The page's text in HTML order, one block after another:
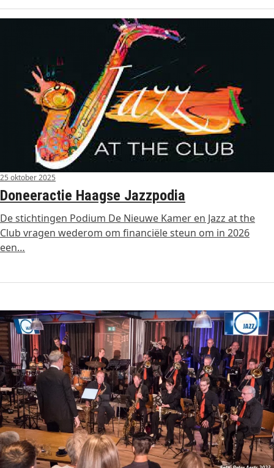
25 oktober 2025
Doneeractie Haagse Jazzpodia
De stichtingen Podium De Nieuwe Kamer en Jazz at the
Club vragen wederom om financiële steun om in 2026
een…